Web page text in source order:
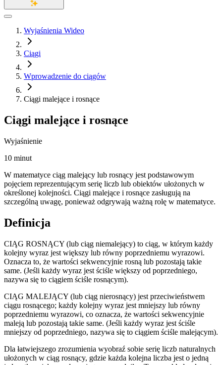
Wyjaśnienia Wideo
Ciągi
Wprowadzenie do ciągów
Ciągi malejące i rosnące
Ciągi malejące i rosnące
Wyjaśnienie
10 minut
W matematyce ciąg malejący lub rosnący jest podstawowym
pojęciem reprezentującym serię liczb lub obiektów ułożonych w
określonej kolejności. Ciągi malejące i rosnące zasługują na
szczególną uwagę, ponieważ odgrywają ważną rolę w matematyce.
Definicja
CIĄG ROSNĄCY (lub ciąg niemalejący) to ciąg, w którym każdy
kolejny wyraz jest większy lub równy poprzedniemu wyrazowi.
Oznacza to, że wartości sekwencyjnie rosną lub pozostają takie
same. (Jeśli każdy wyraz jest ściśle większy od poprzedniego,
nazywa się to ciągiem ściśle rosnącym).
CIĄG MALEJĄCY (lub ciąg nierosnący) jest przeciwieństwem
ciągu rosnącego; każdy kolejny wyraz jest mniejszy lub równy
poprzedniemu wyrazowi, co oznacza, że wartości sekwencyjnie
maleją lub pozostają takie same. (Jeśli każdy wyraz jest ściśle
mniejszy od poprzedniego, nazywa się to ciągiem ściśle malejącym).
Dla łatwiejszego zrozumienia wyobraź sobie serię liczb naturalnych
ułożonych w ciąg rosnący, gdzie każda kolejna liczba jest o jedną